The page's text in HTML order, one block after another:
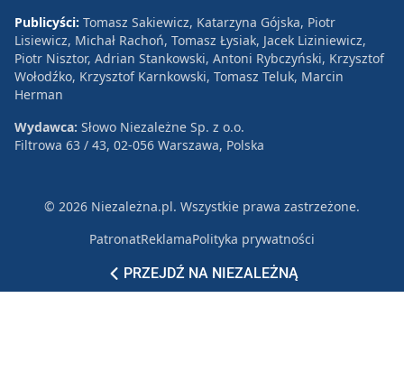
PRZEJDŹ NA NIEZALEŻNĄ
Publicyści: Tomasz Sakiewicz, Katarzyna Gójska, Piotr
Lisiewicz, Michał Rachoń, Tomasz Łysiak, Jacek Liziniewicz,
Piotr Nisztor, Adrian Stankowski, Antoni Rybczyński, Krzysztof
Wołodźko, Krzysztof Karnkowski, Tomasz Teluk, Marcin
Herman
Wydawca: Słowo Niezależne Sp. z o.o.
Filtrowa 63 / 43, 02-056 Warszawa, Polska
© 2026 Niezależna.pl. Wszystkie prawa zastrzeżone.
PatronatReklamaPolityka prywatności